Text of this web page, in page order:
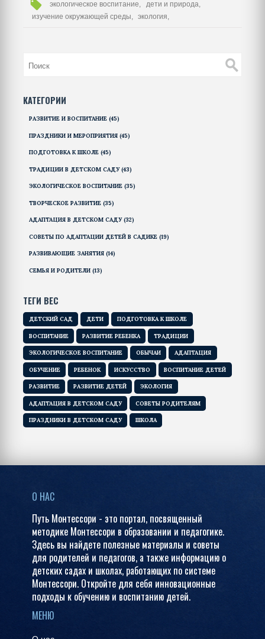
экологическое воспитание,
дети и природа,
изучение окружающей среды,
экология,
КАТЕГОРИИ
РАЗВИТИЕ И ВОСПИТАНИЕ (45)
ПРАЗДНИКИ И МЕРОПРИЯТИЯ (45)
ПОДГОТОВКА К ШКОЛЕ (45)
ТРАДИЦИИ В ДЕТСКОМ САДУ(43)
ЭКОЛОГИЧЕСКОЕ ВОСПИТАНИЕ (35)
ТВОРЧЕСКОЕ РАЗВИТИЕ (35)
АДАПТАЦИЯ В ДЕТСКОМ САДУ(32)
СОВЕТЫ ПО АДАПТАЦИИ ДЕТЕЙ В САДИКЕ (19)
РАЗВИВАЮЩИЕ ЗАНЯТИЯ (14)
СЕМЬЯ И РОДИТЕЛИ (13)
ТЕГИ ВЕС
ДЕТСКИЙ САД ДЕТИ ПОДГОТОВКА К ШКОЛЕ
ВОСПИТАНИЕ РАЗВИТИЕ РЕБЕНКА ТРАДИЦИИ
ЭКОЛОГИЧЕСКОЕ ВОСПИТАНИЕ ОБЫЧАИ АДАПТАЦИЯ
ОБУЧЕНИЕ РЕБЕНОК ИСКУССТВО ВОСПИТАНИЕ ДЕТЕЙ
РАЗВИТИЕ РАЗВИТИЕ ДЕТЕЙ ЭКОЛОГИЯ
АДАПТАЦИЯ В ДЕТСКОМ САДУ СОВЕТЫ РОДИТЕЛЯМ
ПРАЗДНИКИ В ДЕТСКОМ САДУ ШКОЛА
О НАС
Путь Монтессори - это портал, посвященный
методике Монтессори в образовании и педагогике.
Здесь вы найдете полезные материалы и советы
для родителей и педагогов, а также информацию о
детских садах и школах, работающих по системе
Монтессори. Откройте для себя инновационные
подходы к обучению и воспитанию детей.
МЕНЮ